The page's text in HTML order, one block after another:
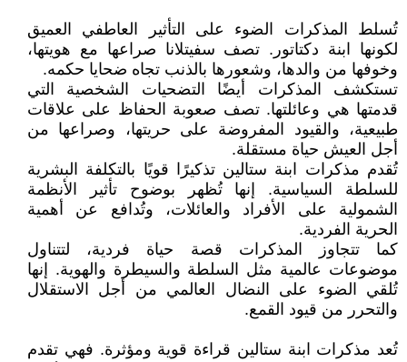
تُسلط المذكرات الضوء على التأثير العاطفي العميق
لكونها ابنة دكتاتور. تصف سفيتلانا صراعها مع هويتها،
وخوفها من والدها، وشعورها بالذنب تجاه ضحايا حكمه.
تستكشف المذكرات أيضًا التضحيات الشخصية التي
قدمتها هي وعائلتها. تصف صعوبة الحفاظ على علاقات
طبيعية، والقيود المفروضة على حريتها، وصراعها من
أجل العيش حياة مستقلة.
تُقدم مذكرات ابنة ستالين تذكيرًا قويًا بالتكلفة البشرية
للسلطة السياسية. إنها تُظهر بوضوح تأثير الأنظمة
الشمولية على الأفراد والعائلات، وتُدافع عن أهمية
الحرية الفردية.
كما تتجاوز المذكرات قصة حياة فردية، لتتناول
موضوعات عالمية مثل السلطة والسيطرة والهوية. إنها
تُلقي الضوء على النضال العالمي من أجل الاستقلال
والتحرر من قيود القمع.
تُعد مذكرات ابنة ستالين قراءة قوية ومؤثرة. فهي تقدم